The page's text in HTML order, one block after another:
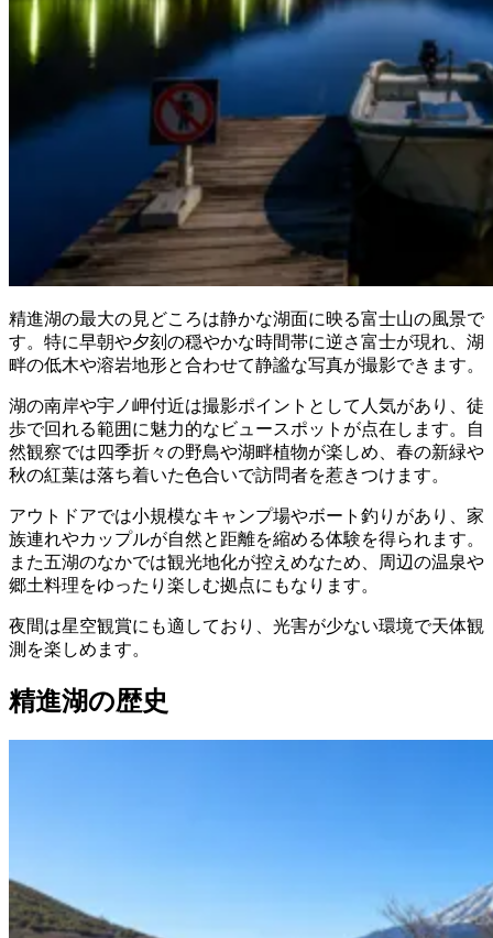
精進湖の最大の見どころは静かな湖面に映る富士山の風景で
す。特に早朝や夕刻の穏やかな時間帯に逆さ富士が現れ、湖
畔の低木や溶岩地形と合わせて静謐な写真が撮影できます。
湖の南岸や宇ノ岬付近は撮影ポイントとして人気があり、徒
歩で回れる範囲に魅力的なビュースポットが点在します。自
然観察では四季折々の野鳥や湖畔植物が楽しめ、春の新緑や
秋の紅葉は落ち着いた色合いで訪問者を惹きつけます。
アウトドアでは小規模なキャンプ場やボート釣りがあり、家
族連れやカップルが自然と距離を縮める体験を得られます。
また五湖のなかでは観光地化が控えめなため、周辺の温泉や
郷土料理をゆったり楽しむ拠点にもなります。
夜間は星空観賞にも適しており、光害が少ない環境で天体観
測を楽しめます。
精進湖の歴史